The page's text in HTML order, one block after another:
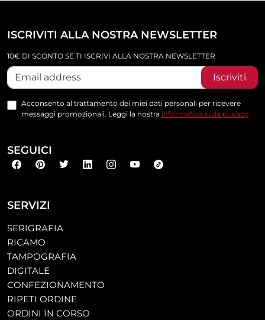
SERVIZI
SERIGRAFIA
RICAMO
TAMPOGRAFIA
DIGITALE
CONFEZIONAMENTO
RIPETI ORDINE
ORDINI IN CORSO
ISCRIVITI ALLA NOSTRA NEWSLETTER
10€ DI SCONTO SE TI ISCRIVI ALLA NOSTRA NEWSLETTER
Iscriviti
Acconsento al trattamento dei miei dati personali per ricevere
messaggi promozionali. Leggi la nostra informativa sulla privacy
SEGUICI